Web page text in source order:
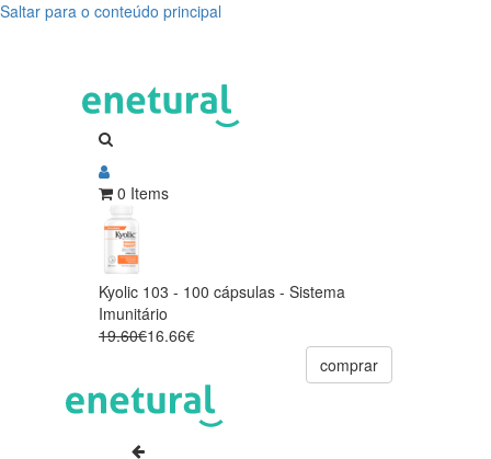
Saltar para o conteúdo principal
0 Items
Kyolic 103 - 100 cápsulas - Sistema
Imunitário
19.60€16.66€
comprar